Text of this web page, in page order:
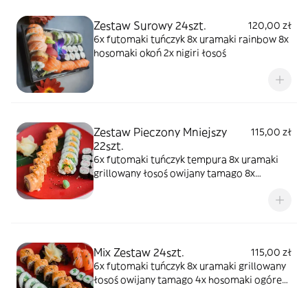
Zestaw Surowy 24szt.
120,00 zł
6x futomaki tuńczyk 8x uramaki rainbow 8x
hosomaki okoń 2x nigiri łosoś
Zestaw Pieczony Mniejszy
22szt.
115,00 zł
6x futomaki tuńczyk tempura 8x uramaki
grillowany łosoś owijany tamago 8x
Mix Zestaw 24szt.
115,00 zł
6x futomaki tuńczyk 8x uramaki grillowany
łosoś owijany tamago 4x hosomaki ogórek